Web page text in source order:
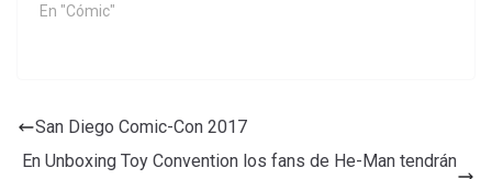
En "Cómic"
San Diego Comic-Con 2017
En Unboxing Toy Convention los fans de He-Man tendrán